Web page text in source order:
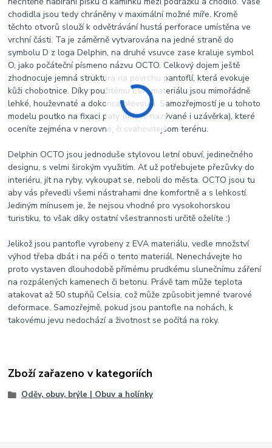
chodidla jsou tedy chráněny v maximální možné míře. Kromě
těchto otvorů slouží k odvětrávání hustá perforace umístěna ve
vrchní části. Ta je záměrně vytvarována na jedné straně do
symbolu D z loga Delphin, na druhé vsuvce zase kraluje symbol
O, jako počáteční písmeno názvu OCTO. Celkový dojem ještě
zhodnocuje jemná struktura na povrchu pantoflí, která evokuje
kůži chobotnice. Díky použitému EVA materiálu jsou mimořádně
lehké, houževnaté a dokonce plovoucí. Samozřejmostí je u tohoto
modelu poutko na fixaci paty (lidově nazývané i uzávěrka), které
oceníte zejména v nerovné, či svahovitejšom terénu.
Delphin OCTO jsou jednoduše stylovou letní obuví, jedinečného
designu, s velmi širokým využitím. Ať už potřebujete přezůvky do
interiéru, jít na ryby, vykoupat se, neboli do města. OCTO jsou tu
aby vás převedli všemi nástrahami dne komfortně a s lehkostí.
Jediným mínusem je, že nejsou vhodné pro vysokohorskou
turistiku, to však díky ostatní všestrannosti určitě oželíte :)
Jelikož jsou pantofle vyrobeny z EVA materiálu, vedle množství
výhod třeba dbát i na péči o tento materiál. Nenechávejte ho
proto vystaven dlouhodobě přímému prudkému slunečnímu záření
na rozpálených kamenech či betonu. Právě tam může teplota
atakovat až 50 stupňů Celsia, což může způsobit jemné tvarové
deformace. Samozřejmě, pokud jsou pantofle na nohách, k
takovému jevu nedochází a životnost se počítá na roky.
Zboží zařazeno v kategoriích
Oděv, obuv, brýle | Obuv a holínky